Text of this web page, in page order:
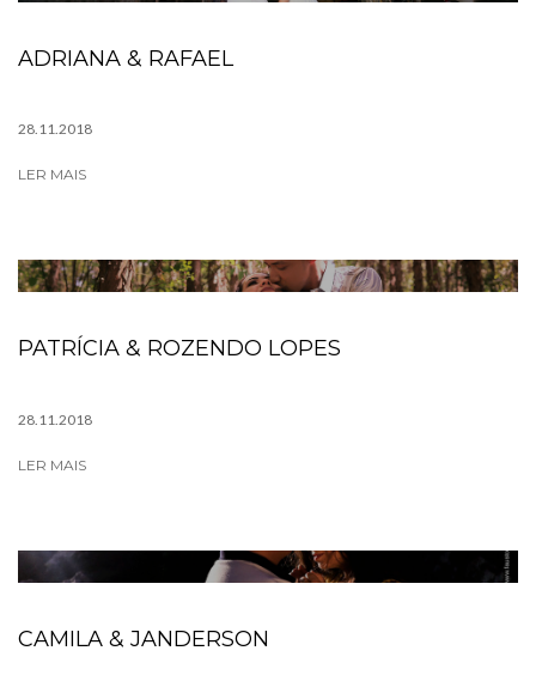
ADRIANA & RAFAEL
28.11.2018
LER MAIS
PATRÍCIA & ROZENDO LOPES
28.11.2018
LER MAIS
CAMILA & JANDERSON